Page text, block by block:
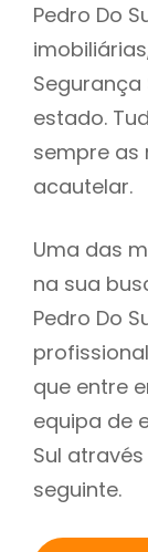
Pedro Do
estado.
sempre as
acautelar.
Uma das
na sua
Pedro Do
que entre
equipa de
Sul
seguinte.